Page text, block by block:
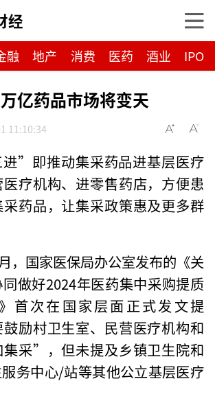
经
融 地产 消费 医药 酒业 IPO
亿药品市场将变天
11:10:34
”即推动集采药品进基层医疗
疗机构、进零售药店，方便患
药品，让集采政策惠及更多群
，国家医保局办公室发布的《关
做好2024年医药集中采购提质
首次在国家层面正式发文提
励村卫生室、民营医疗机构和
集采”，但未提及乡镇卫生院和
务中心/站等其他公立基层医疗